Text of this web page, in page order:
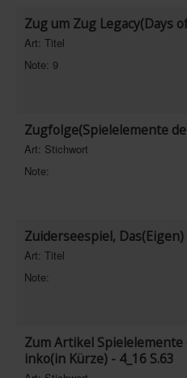
Zug um Zug Legacy(Days
Art: Titel
Note: 9
Zugfolge(Spielelemente
Art: Stichwort
Note:
Zuiderseespiel, Das(Eigen)
Art: Titel
Note:
Zum Artikel
inko(in Kürze) - 4_16 S.63